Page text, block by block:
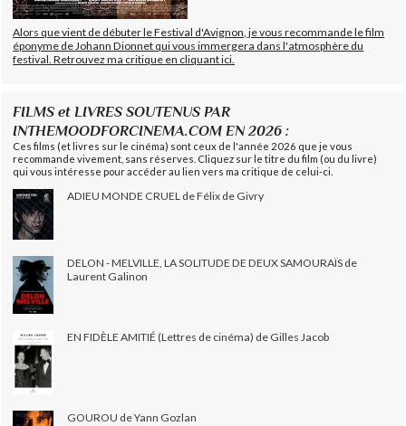
Alors que vient de débuter le Festival d'Avignon, je vous recommande le film
éponyme de Johann Dionnet qui vous immergera dans l'atmosphère du
festival. Retrouvez ma critique en cliquant ici.
FILMS et LIVRES SOUTENUS PAR
INTHEMOODFORCINEMA.COM EN 2026 :
Ces films (et livres sur le cinéma) sont ceux de l'année 2026 que je vous
recommande vivement, sans réserves. Cliquez sur le titre du film (ou du livre)
qui vous intéresse pour accéder au lien vers ma critique de celui-ci.
ADIEU MONDE CRUEL de Félix de Givry
DELON - MELVILLE, LA SOLITUDE DE DEUX SAMOURAÏS de
Laurent Galinon
EN FIDÈLE AMITIÉ (Lettres de cinéma) de Gilles Jacob
GOUROU de Yann Gozlan